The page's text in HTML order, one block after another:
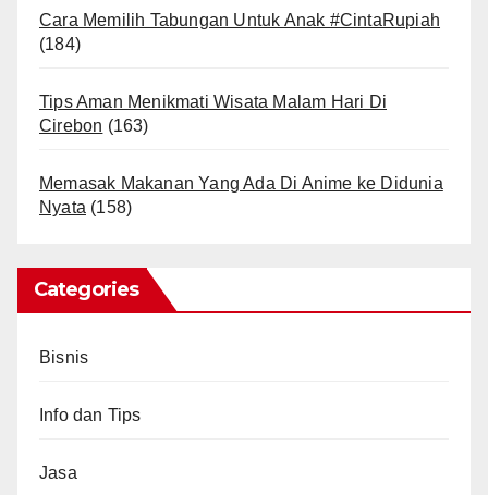
Cara Memilih Tabungan Untuk Anak #CintaRupiah
(184)
Tips Aman Menikmati Wisata Malam Hari Di
Cirebon (163)
Memasak Makanan Yang Ada Di Anime ke Didunia
Nyata (158)
Categories
Bisnis
Info dan Tips
Jasa